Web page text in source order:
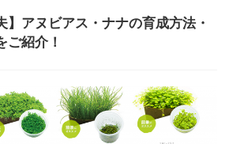
】アヌビアス・ナナの育成方法・
ご紹介！